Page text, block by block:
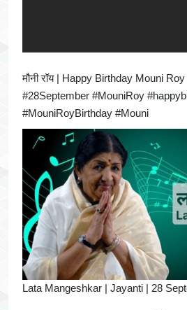
मौनी रॉय | Happy Birthday Mouni
#28September #MouniRoy
#MouniRoyBirthday #Mouni
Lata Mangeshkar | Jayanti | 28